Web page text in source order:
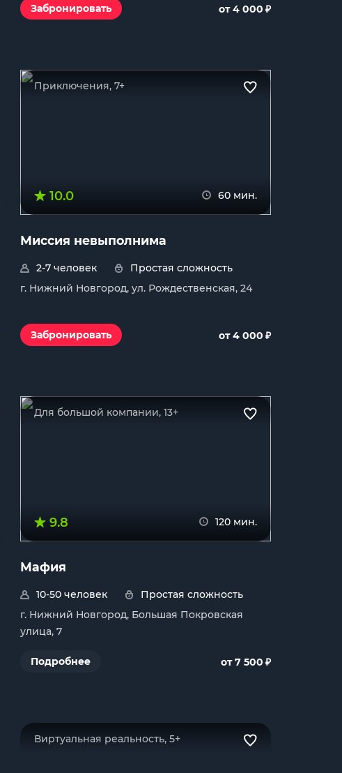
Забронировать от 4 000 ₽
Приключения, 7+
10.0 60 мин.
Миссия невыполнима
2-7 человек
Простая сложность
г. Нижний Новгород, ул. Рождественская, 24
Забронировать от 4 000 ₽
Для большой компании, 13+
9.8 120 мин.
Мафия
10-50 человек
Простая сложность
г. Нижний Новгород, Большая Покровская
улица, 7
Подробнее от 7 500 ₽
Виртуальная реальность, 5+